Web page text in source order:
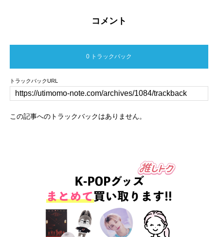
コメント
0 トラックバック
トラックバックURL
この記事へのトラックバックはありません。